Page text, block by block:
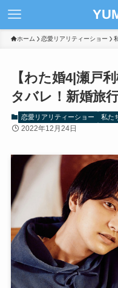
ホーム 恋愛リアリティーショー
【わた婚4|瀬戸
タバレ！新婚旅
恋愛リアリティーショー 私た
2022年12月24日